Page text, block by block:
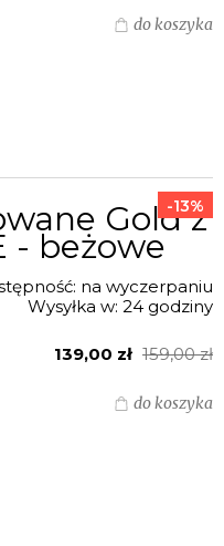
do koszyka
Gold z
- beżowe
na wyczerpaniu
Wysyłka w: 24 godziny
139,00 zł 159,00 zł
do koszyka
-13%